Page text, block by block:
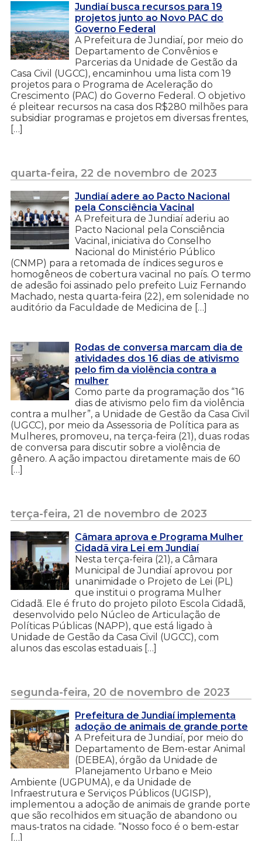
Jundiaí busca recursos para 19
projetos junto ao Novo PAC do
Governo Federal
A Prefeitura de Jundiaí, por meio do
Departamento de Convênios e
Parcerias da Unidade de Gestão da
Casa Civil (UGCC), encaminhou uma lista com 19
projetos para o Programa de Aceleração do
Crescimento (PAC) do Governo Federal. O objetivo
é pleitear recursos na casa dos R$280 milhões para
subsidiar programas e projetos em diversas frentes,
[…]
quarta-feira, 22 de novembro de 2023
Jundiaí adere ao Pacto Nacional
pela Consciência Vacinal
A Prefeitura de Jundiaí aderiu ao
Pacto Nacional pela Consciência
Vacinal, iniciativa do Conselho
Nacional do Ministério Público
(CNMP) para a retomada de índices seguros e
homogêneos de cobertura vacinal no país. O termo
de adesão foi assinado pelo prefeito Luiz Fernando
Machado, nesta quarta-feira (22), em solenidade no
auditório da Faculdade de Medicina de […]
Rodas de conversa marcam dia de
atividades dos 16 dias de ativismo
pelo fim da violência contra a
mulher
Como parte da programação dos “16
dias de ativismo pelo fim da violência
contra a mulher”, a Unidade de Gestão da Casa Civil
(UGCC), por meio da Assessoria de Política para as
Mulheres, promoveu, na terça-feira (21), duas rodas
de conversa para discutir sobre a violência de
gênero. A ação impactou diretamente mais de 60
[…]
terça-feira, 21 de novembro de 2023
Câmara aprova e Programa Mulher
Cidadã vira Lei em Jundiaí
Nesta terça-feira (21), a Câmara
Municipal de Jundiaí aprovou por
unanimidade o Projeto de Lei (PL)
que institui o programa Mulher
Cidadã. Ele é fruto do projeto piloto Escola Cidadã,
desenvolvido pelo Núcleo de Articulação de
Políticas Públicas (NAPP), que está ligado à
Unidade de Gestão da Casa Civil (UGCC), com
alunos das escolas estaduais […]
segunda-feira, 20 de novembro de 2023
Prefeitura de Jundiaí implementa
adoção de animais de grande porte
A Prefeitura de Jundiaí, por meio do
Departamento de Bem-estar Animal
(DEBEA), órgão da Unidade de
Planejamento Urbano e Meio
Ambiente (UGPUMA), e da Unidade de
Infraestrutura e Serviços Públicos (UGISP),
implementou a adoção de animais de grande porte
que são recolhidos em situação de abandono ou
maus-tratos na cidade. “Nosso foco é o bem-estar
[…]